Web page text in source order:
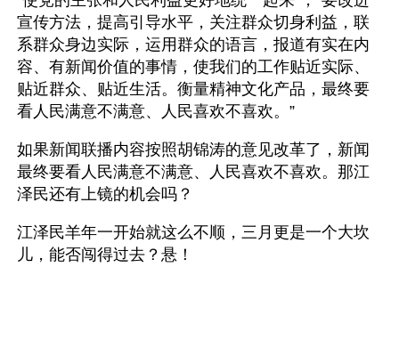
宣传方法，提高引导水平，关注群众切身利益，联
系群众身边实际，运用群众的语言，报道有实在内
容、有新闻价值的事情，使我们的工作贴近实际、
贴近群众、贴近生活。衡量精神文化产品，最终要
看人民满意不满意、人民喜欢不喜欢。”
如果新闻联播内容按照胡锦涛的意见改革了，新闻
最终要看人民满意不满意、人民喜欢不喜欢。那江
泽民还有上镜的机会吗？
江泽民羊年一开始就这么不顺，三月更是一个大坎
儿，能否闯得过去？悬！